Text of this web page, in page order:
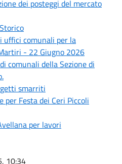
dei posteggi del mercato
uffici comunali per la
- 22 Giugno 2026
comunali della Sezione di
smarriti
per Festa dei Ceri Piccoli
per lavori
10:34